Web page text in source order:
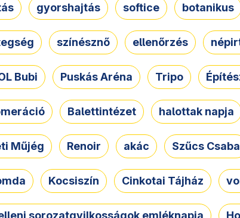
gyorshajtás softice botanikus
színésznő ellenőrzés
Bubi Puskás Aréna Tripo
Balettintézet halottak napja
Műjég Renoir akác Szűcs Csaba
Kocsiszín Cinkotai Tájház
sorozatgyilkosságok emléknapja